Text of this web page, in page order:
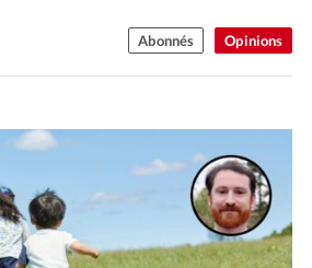
Opinions
Abonnés